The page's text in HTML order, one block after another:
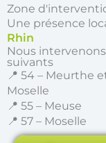
Zone
Une présence
Rhin
Nous
suivants
📍 54 – Meurthe
Moselle
📍 55 – Meuse
📍 57 – Moselle